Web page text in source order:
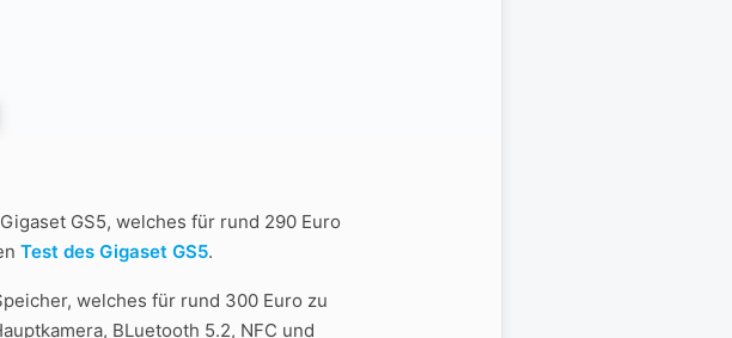
GS5, welches für rund 290 Euro
Test des Gigaset GS5.
welches für rund 300 Euro zu
BLuetooth 5.2, NFC und